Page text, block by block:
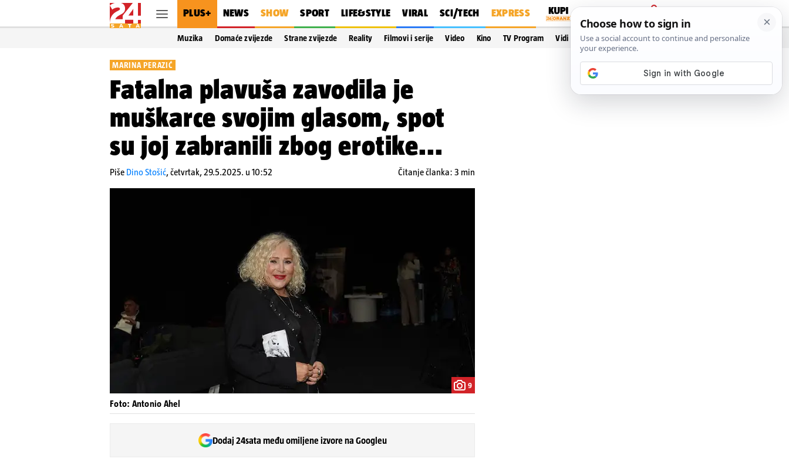
PLUS+ NEWS SHOW SPORT LIFE&STYLE VIRAL SCI/TECH EXPRESS
PRIJAVA
Muzika Domaće zvijezde Strane zvijezde Reality Filmovi i serije Video Kino TV Program Vidi još…
MARINA PERAZIĆ
Fatalna plavuša zavodila je
muškarce svojim glasom, spot
su joj zabranili zbog erotike...
Piše Dino Stošić,četvrtak, 29.5.2025. u 10:52 Čitanje članka: 3 min
9
Foto: Antonio Ahel
Dodaj 24sata među omiljene izvore na Googleu